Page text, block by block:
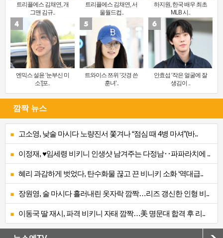
트리플에스 김채연, 개
그맨 김규..
트리플에스 김채연, 서
울월드컵..
하지원, 한국 배우 최초
MLB 시..
엔믹스 설윤 ‘눈부신 미
소’[포..
트와이스 쯔위 ‘갓경 쓴
훈녀’..
안효섭 ‘작은 얼굴에 잘
생김이 ..
깜짝 뉴스
고소영, 낮술 마시다 노량진서 쫓겨나 “점심 때 4병 마셔”(바..
이정재, ♥임세령 비키니 인생샷 남겨주는 다정남‥파파라치에 ..
혜리 과감하게 벗었다, 탄수화물 끊고 끈 비니키 소화 ‘역대급..
장원영, 술 마시다 흘러내린 옷자락 깜짝…리즈 갱신한 인형 비..
이동국 딸 재시, 파격 비키니 자태 깜짝…美 명문대 합격 후 리..